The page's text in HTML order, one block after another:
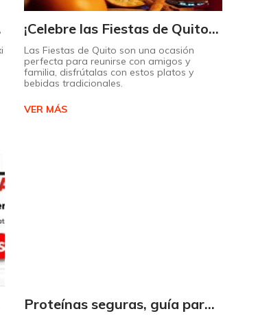
¡Celebre las Fiestas de Quito con estos sabores típicos!
Las Fiestas de Quito son una ocasión
perfecta para reunirse con amigos y
familia, disfrútalas con estos platos y
bebidas tradicionales.
VER MÁS
Proteínas seguras, guía para almacenarlas correctamente Copiar